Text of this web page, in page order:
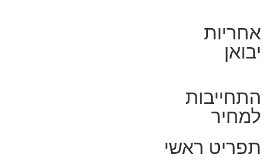
אחריות
יבואן
התחייבות
למחיר
תפריט ראשי